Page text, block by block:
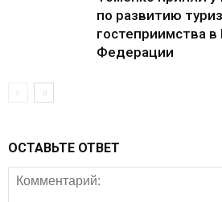
по развитию
гостеприимства в
Федерации
ОСТАВЬТЕ ОТВЕТ